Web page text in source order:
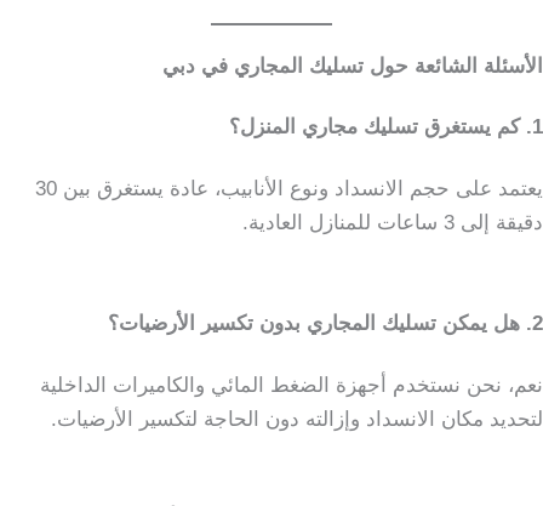
الأسئلة الشائعة حول تسليك المجاري في دبي
1. كم يستغرق تسليك مجاري المنزل؟
يعتمد على حجم الانسداد ونوع الأنابيب، عادة يستغرق بين 30
دقيقة إلى 3 ساعات للمنازل العادية.
2. هل يمكن تسليك المجاري بدون تكسير الأرضيات؟
نعم، نحن نستخدم أجهزة الضغط المائي والكاميرات الداخلية
لتحديد مكان الانسداد وإزالته دون الحاجة لتكسير الأرضيات.